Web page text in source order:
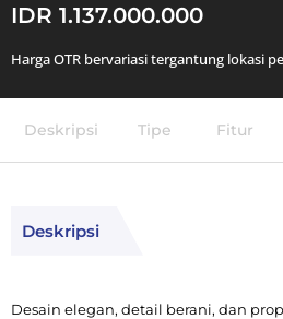
IDR 1.137.000.000
Harga OTR bervariasi tergantung lokasi
Deskripsi Tipe Fitur
Deskripsi
Desain elegan, detail berani, dan